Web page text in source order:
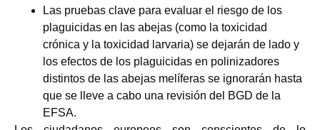
Las pruebas clave para evaluar el riesgo de los
plaguicidas en las abejas (como la toxicidad
crónica y la toxicidad larvaria) se dejarán de lado y
los efectos de los plaguicidas en polinizadores
distintos de las abejas melíferas se ignorarán hasta
que se lleve a cabo una revisión del BGD de la
EFSA.